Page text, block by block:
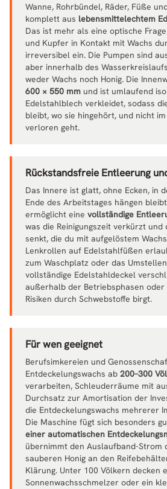
Wanne, Rohrbündel, Räder, Füße
komplett aus lebensmittelechtem
Das ist mehr als eine optische
und Kupfer in Kontakt mit Wachs
irreversibel ein. Die Pumpen sind
aber innerhalb des
weder Wachs noch Honig. Die
600 × 550 mm und ist umlaufend
Edelstahlblech verkleidet, sodass
bleibt, wo sie hingehört, und nicht
verloren geht.
Rückstandsfreie Entleerung
Das Innere ist glatt, ohne Ecken, in
Ende des Arbeitstages hängen
ermöglicht eine vollständige
was die Reinigungszeit verkürzt und
senkt, die du mit aufgelöstem
Lenkrollen auf Edelstahlfüßen
zum Waschplatz oder das
vollständige Edelstahldeckel
außerhalb der Betriebsphasen oder
Risiken durch Schwebstoffe birgt.
Für wen geeignet
Berufsimkereien und
Entdeckelungswachs ab 200–300
verarbeiten, Schleuderräume mit
Durchsatz zur Amortisation der
die Entdeckelungswachs mehrerer
Die Maschine fügt sich besonders
einer automatischen
übernimmt den Auslaufband-
sauberen Honig an den
Klärung. Unter 100 Völkern decken
Sonnenwachsschmelzer oder ein